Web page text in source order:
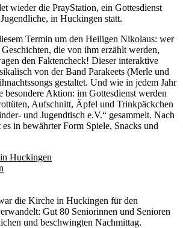
wieder die PrayStation, ein Gottesdienst
in Huckingen statt.
Termin um den Heiligen Nikolaus: wer
die von ihm erzählt werden,
den Faktencheck! Dieser interaktive
von der Band Parakeets (Merle und
gestaltet. Und wie in jedem Jahr
besondere Aktion: im Gottesdienst werden
Aufschnitt, Äpfel und Trinkpäckchen
und Jugendtisch e.V.“ gesammelt. Nach
in bewährter Form Spiele, Snacks und
Huckingen
die Kirche in Huckingen für den
Gut 80 Seniorinnen und Senioren
und beschwingten Nachmittag.